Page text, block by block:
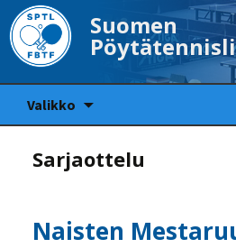
Suomen
Valikko
Sarjaottelu
Naisten